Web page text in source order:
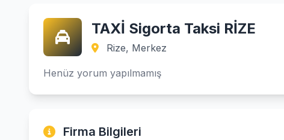
TAXİ Sigorta Taksi RİZE
Rize, Merkez
Henüz yorum yapılmamış
Firma Bilgileri